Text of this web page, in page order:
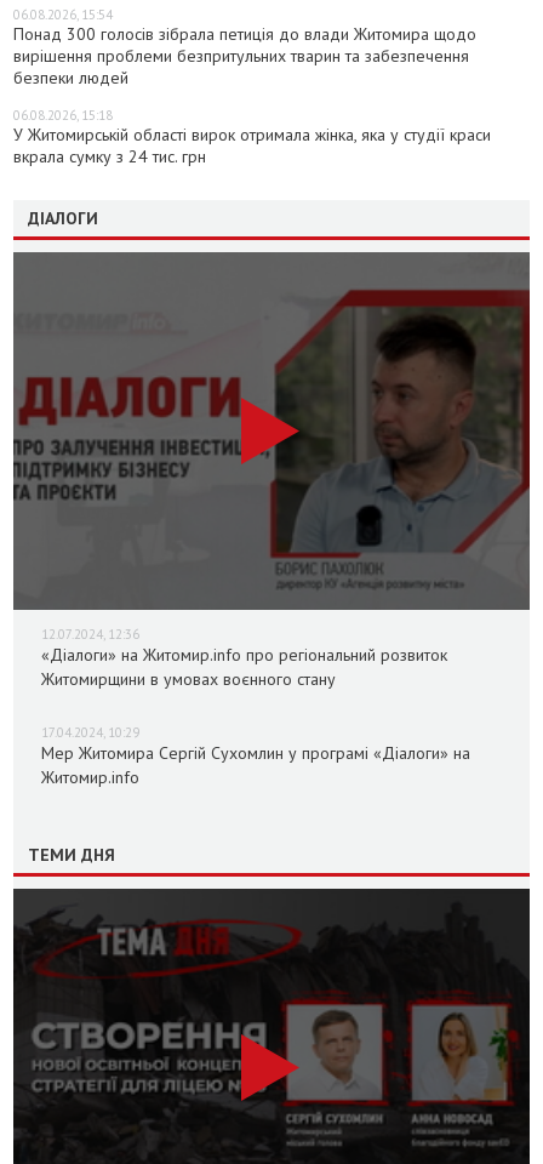
06.08.2026, 15:54
Понад 300 голосів зібрала петиція до влади Житомира щодо
вирішення проблеми безпритульних тварин та забезпечення
безпеки людей
06.08.2026, 15:18
У Житомирській області вирок отримала жінка, яка у студії краси
вкрала сумку з 24 тис. грн
ДІАЛОГИ
12.07.2024, 12:36
«Діалоги» на Житомир.info про регіональний розвиток
Житомирщини в умовах воєнного стану
17.04.2024, 10:29
Мер Житомира Сергій Сухомлин у програмі «Діалоги» на
Житомир.info
ТЕМИ ДНЯ